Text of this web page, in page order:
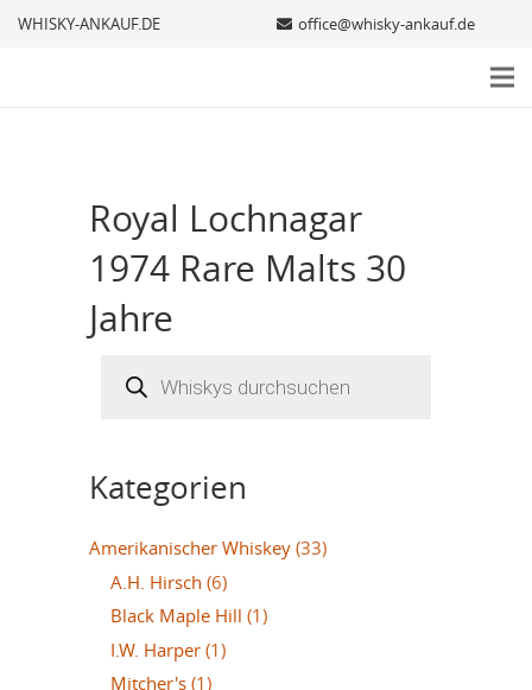
WHISKY-ANKAUF.DE office@whisky-ankauf.de
Royal Lochnagar
1974 Rare Malts 30
Jahre
search
Kategorien
Amerikanischer Whiskey (33)
A.H. Hirsch (6)
Black Maple Hill (1)
I.W. Harper (1)
Mitcher's (1)